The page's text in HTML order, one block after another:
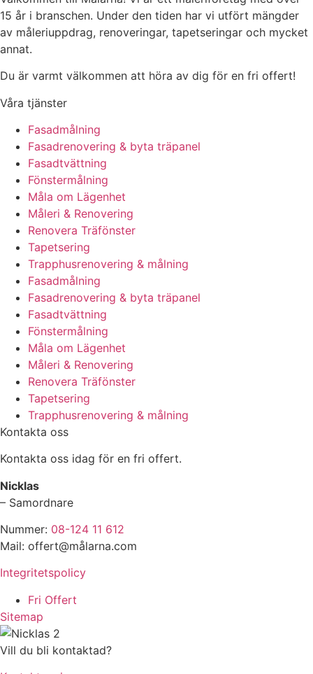
15 år i branschen. Under den tiden har vi utfört mängder
av måleriuppdrag, renoveringar, tapetseringar och mycket
annat.
Du är varmt välkommen att höra av dig för en fri offert!
Våra tjänster
Fasadmålning
Fasadrenovering & byta träpanel
Fasadtvättning
Fönstermålning
Måla om Lägenhet
Måleri & Renovering
Renovera Träfönster
Tapetsering
Trapphusrenovering & målning
Fasadmålning
Fasadrenovering & byta träpanel
Fasadtvättning
Fönstermålning
Måla om Lägenhet
Måleri & Renovering
Renovera Träfönster
Tapetsering
Trapphusrenovering & målning
Kontakta oss
Kontakta oss idag för en fri offert.
Nicklas
– Samordnare
Nummer: 08-124 11 612
Mail: offert@målarna.com
Integritetspolicy
Fri Offert
Sitemap
Vill du bli kontaktad?